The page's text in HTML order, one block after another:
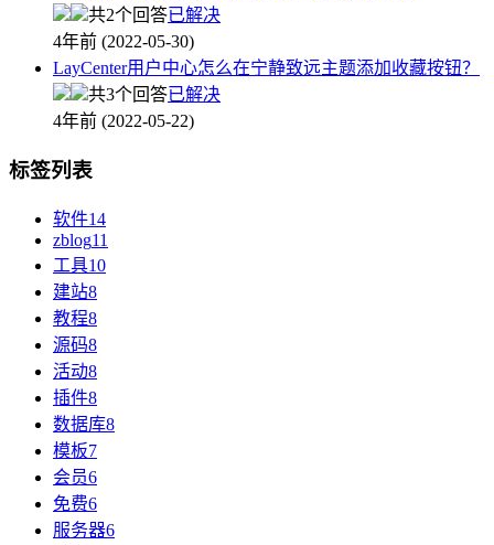
共2个回答已解决
4年前 (2022-05-30)
LayCenter用户中心怎么在宁静致远主题添加收藏按钮？
共3个回答已解决
4年前 (2022-05-22)
标签列表
软件14
zblog11
工具10
建站8
教程8
源码8
活动8
插件8
数据库8
模板7
会员6
免费6
服务器6